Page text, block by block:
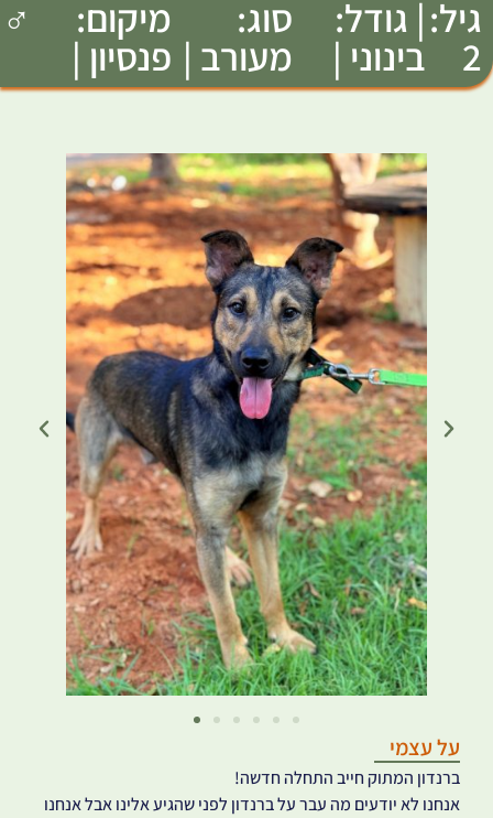
גיל:
2
| גודל:
בינוני |
סוג:
מעורב |
מיקום:
פנסיון |
♂
על עצמי
ברנדון המתוק חייב התחלה חדשה!
אנחנו לא יודעים מה עבר על ברנדון לפני שהגיע אלינו אבל אנחנו